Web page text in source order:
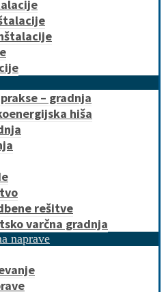
– gradnja
hiša
rešitve
varčna gradnja
naprave